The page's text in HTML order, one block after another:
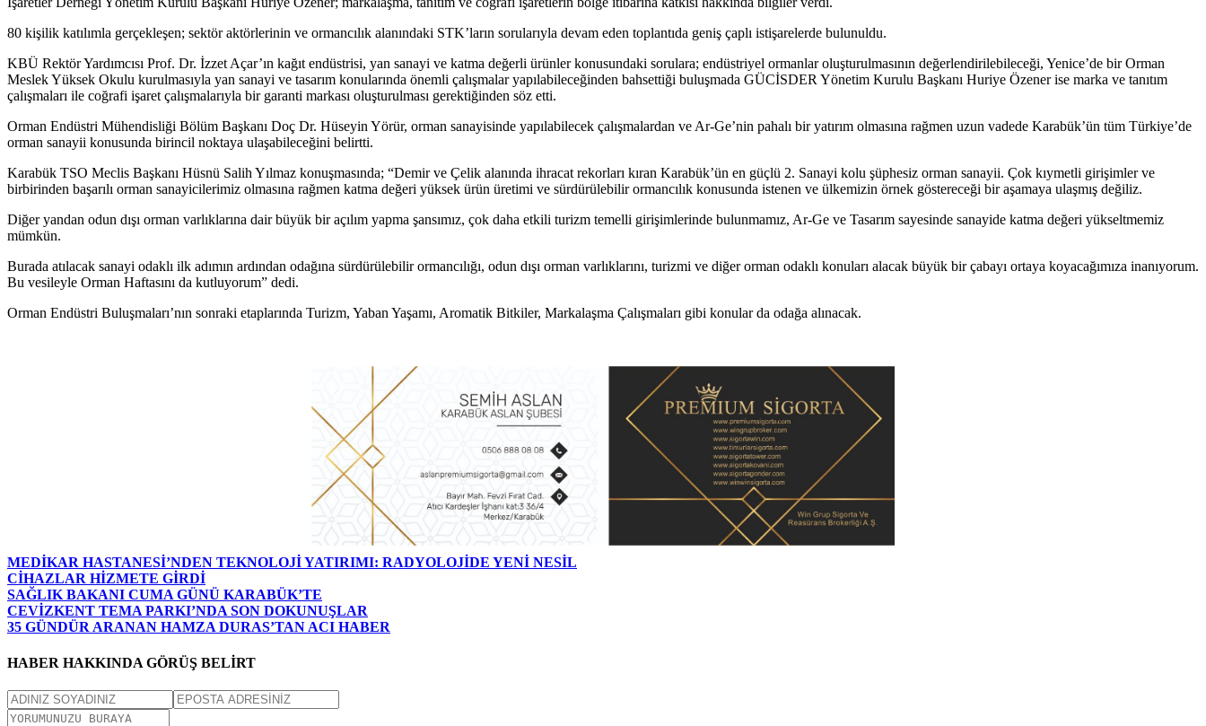
80 kişilik katılımla gerçekleşen; sektör aktörlerinin ve ormancılık alanındaki STK’ların sorularıyla devam eden toplantıda geniş çaplı istişarelerde bulunuldu.
KBÜ Rektör Yardımcısı Prof. Dr. İzzet Açar’ın kağıt endüstrisi, yan sanayi ve katma değerli ürünler konusundaki sorulara; endüstriyel ormanlar oluşturulmasının değerlendirilebileceği, Yenice’de bir Orman
Meslek Yüksek Okulu kurulmasıyla yan sanayi ve tasarım konularında önemli çalışmalar yapılabileceğinden bahsettiği buluşmada GÜCİSDER Yönetim Kurulu Başkanı Huriye Özener ise marka ve tanıtım
çalışmaları ile coğrafi işaret çalışmalarıyla bir garanti markası oluşturulması gerektiğinden söz etti.
Orman Endüstri Mühendisliği Bölüm Başkanı Doç Dr. Hüseyin Yörür, orman sanayisinde yapılabilecek çalışmalardan ve Ar-Ge’nin pahalı bir yatırım olmasına rağmen uzun vadede Karabük’ün tüm Türkiye’de
orman sanayii konusunda birincil noktaya ulaşabileceğini belirtti.
Karabük TSO Meclis Başkanı Hüsnü Salih Yılmaz konuşmasında; “Demir ve Çelik alanında ihracat rekorları kıran Karabük’ün en güçlü 2. Sanayi kolu şüphesiz orman sanayii. Çok kıymetli girişimler ve
birbirinden başarılı orman sanayicilerimiz olmasına rağmen katma değeri yüksek ürün üretimi ve sürdürülebilir ormancılık konusunda istenen ve ülkemizin örnek göstereceği bir aşamaya ulaşmış değiliz.
Diğer yandan odun dışı orman varlıklarına dair büyük bir açılım yapma şansımız, çok daha etkili turizm temelli girişimlerinde bulunmamız, Ar-Ge ve Tasarım sayesinde sanayide katma değeri yükseltmemiz
mümkün.
Burada atılacak sanayi odaklı ilk adımın ardından odağına sürdürülebilir ormancılığı, odun dışı orman varlıklarını, turizmi ve diğer orman odaklı konuları alacak büyük bir çabayı ortaya koyacağımıza inanıyorum.
Bu vesileyle Orman Haftasını da kutluyorum” dedi.
Orman Endüstri Buluşmaları’nın sonraki etaplarında Turizm, Yaban Yaşamı, Aromatik Bitkiler, Markalaşma Çalışmaları gibi konular da odağa alınacak.
MEDİKAR HASTANESİ’NDEN TEKNOLOJİ YATIRIMI: RADYOLOJİDE YENİ NESİL
CİHAZLAR HİZMETE GİRDİ
SAĞLIK BAKANI CUMA GÜNÜ KARABÜK’TE
CEVİZKENT TEMA PARKI’NDA SON DOKUNUŞLAR
35 GÜNDÜR ARANAN HAMZA DURAS’TAN ACI HABER
HABER HAKKINDA GÖRÜŞ BELİRT